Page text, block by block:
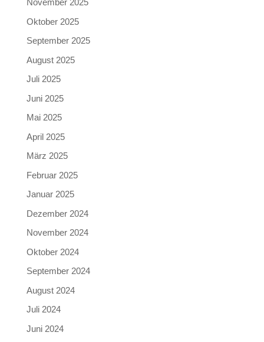
November 2025
Oktober 2025
September 2025
August 2025
Juli 2025
Juni 2025
Mai 2025
April 2025
März 2025
Februar 2025
Januar 2025
Dezember 2024
November 2024
Oktober 2024
September 2024
August 2024
Juli 2024
Juni 2024